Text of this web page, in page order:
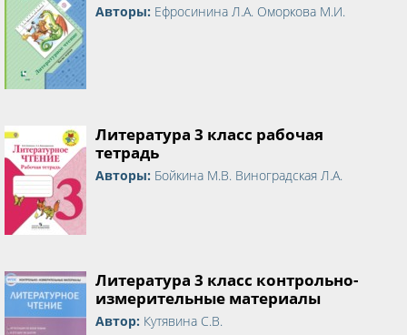
Авторы: Ефросинина Л.А. Оморкова М.И.
Литература 3 класс рабочая
тетрадь
Авторы: Бойкина М.В. Виноградская Л.А.
Литература 3 класс контрольно-
измерительные материалы
Автор: Кутявина С.В.